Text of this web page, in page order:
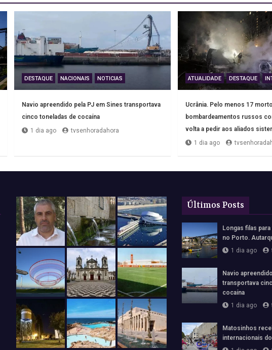
DESTAQUE NACIONAIS NOTICIAS
Navio apreendido pela PJ em Sines transportava
cinco toneladas de cocaína
1 dia ago
tvsenhoradahora
ATUALIDADE DESTAQUE
Ucrânia. Pelo menos 17
bombardeamentos russos
volta a pedir aos aliados
1 dia ago
Últimos Posts
Longas filas
no Porto.
1 dia ago
Navio
transportava
cocaína
1 dia ago
Matosinhos
internacionais do